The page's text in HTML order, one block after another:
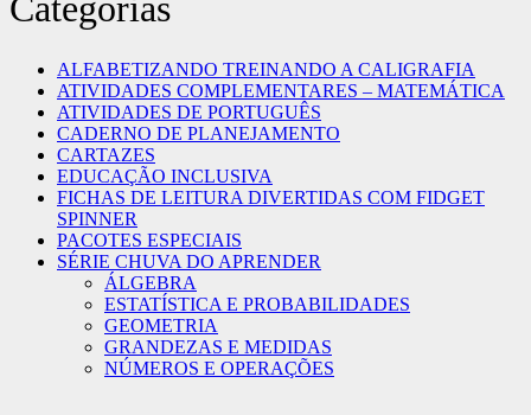
ALFABETIZANDO TREINANDO A CALIGRAFIA
ATIVIDADES COMPLEMENTARES – MATEMÁTICA
ATIVIDADES DE PORTUGUÊS
CADERNO DE PLANEJAMENTO
CARTAZES
EDUCAÇÃO INCLUSIVA
FICHAS DE LEITURA DIVERTIDAS COM FIDGET
SPINNER
PACOTES ESPECIAIS
SÉRIE CHUVA DO APRENDER
ÁLGEBRA
ESTATÍSTICA E PROBABILIDADES
GEOMETRIA
GRANDEZAS E MEDIDAS
NÚMEROS E OPERAÇÕES